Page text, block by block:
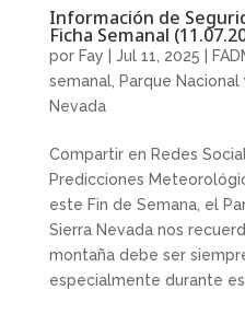
Información de
Ficha Semanal
por Fay Jul 11, 2025
semanal, Parque
Nevada
Compartir en Redes
Predicciones
este Fin de Semana, el
Sierra Nevada nos
montaña debe ser
especialmente durante